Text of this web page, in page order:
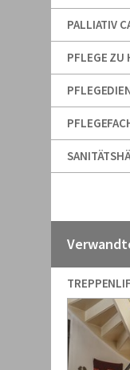
PALLIATIV
PFLEGE ZU